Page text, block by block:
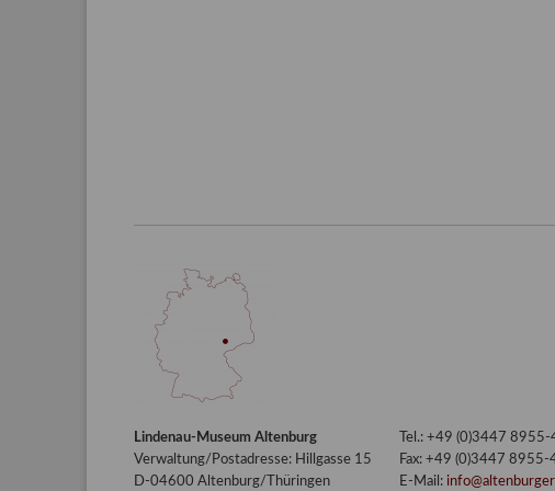
Lindenau-Museum Altenburg
Verwaltung/Postadresse: Hillgasse 15
D-04600 Altenburg/Thüringen
Tel.: +49 (0)3447 8955-
Fax: +49 (0)3447 8955-
E-Mail: